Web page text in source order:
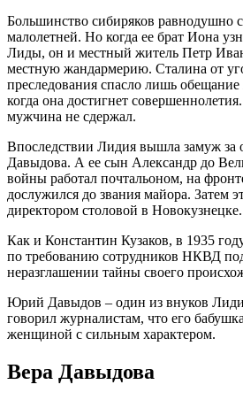
Большинство сибиряков равнодушно
малолетней. Но когда ее брат Иона
Лиды, он и местный житель Петр
местную жандармерию. Сталина от
преследования спасло лишь обещание
когда она достигнет
мужчина не сдержал.
Впоследствии Лидия вышла замуж за
Давыдова. А ее сын Александр до
войны работал почтальоном, на
дослужился до звания майора. Затем
директором столовой в Новокузнецке.
Как и Константин Кузаков, в 1935
по требованию сотрудников НКВД
неразглашении тайны своего
Юрий Давыдов – один из внуков
говорил журналистам, что его
женщиной с сильным характером.
Вера Давыдова